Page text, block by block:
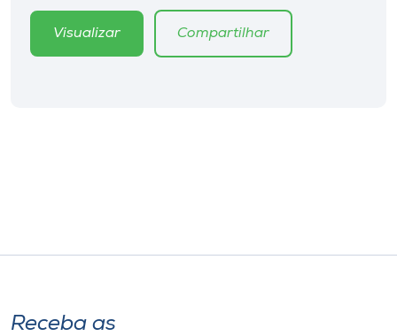
Editora
o idioma
Visualizar Compartilhar
Receba as